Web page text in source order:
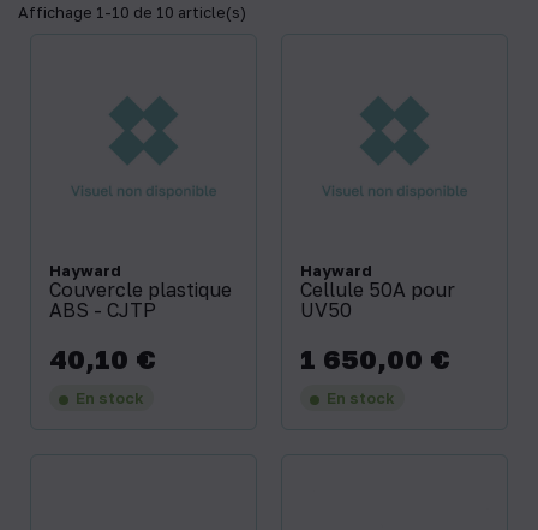
Affichage 1-10 de 10 article(s)
Hayward
Couvercle plastique
ABS - CJTP
Prix
40,10 €
En stock
Hayward
Cellule 50A pour
UV50
Prix
1 650,00 €
En stock